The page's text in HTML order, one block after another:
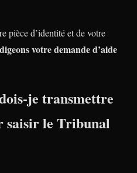
pièce d’identité et de votre
votre demande d’aide
je transmettre
saisir le Tribunal